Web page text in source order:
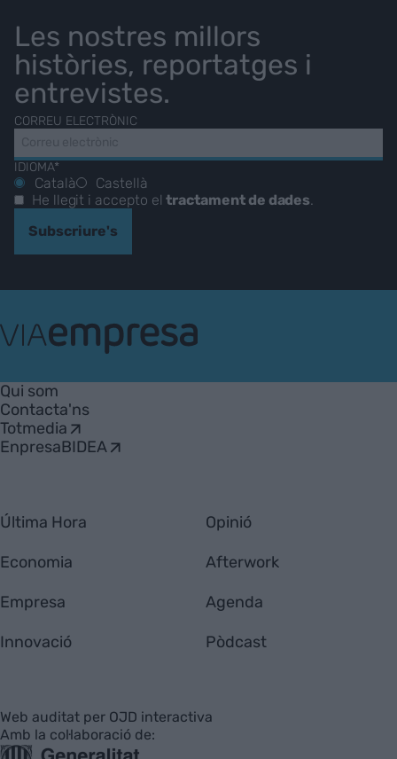
Les nostres millors
històries, reportatges i
entrevistes.
CORREU ELECTRÒNIC
IDIOMA*
Català
Castellà
He llegit i accepto eltractament de dades.
Subscriure's
Empresa
Qui som
Contacta'ns
Totmedia
EnpresaBIDEA
Última Hora
Economia
Empresa
Innovació
Opinió
Afterwork
Agenda
Pòdcast
Web auditat per OJD interactiva
Amb la col·laboració de: